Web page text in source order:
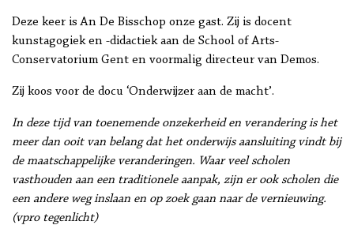
Deze keer is An De Bisschop onze gast. Zij is docent
kunstagogiek en -didactiek aan de School of Arts-
Conservatorium Gent en voormalig directeur van Demos.
Zij koos voor de docu ‘Onderwijzer aan de macht’.
In deze tijd van toenemende onzekerheid en verandering is het
meer dan ooit van belang dat het onderwijs aansluiting vindt bij
de maatschappelijke veranderingen. Waar veel scholen
vasthouden aan een traditionele aanpak, zijn er ook scholen die
een andere weg inslaan en op zoek gaan naar de vernieuwing.
(vpro tegenlicht)